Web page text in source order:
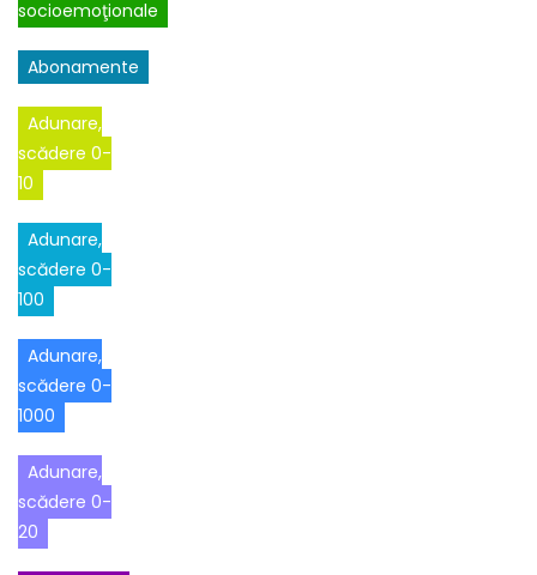
socioemoţionale
Abonamente
Adunare,
scădere 0-
10
Adunare,
scădere 0-
100
Adunare,
scădere 0-
1000
Adunare,
scădere 0-
20